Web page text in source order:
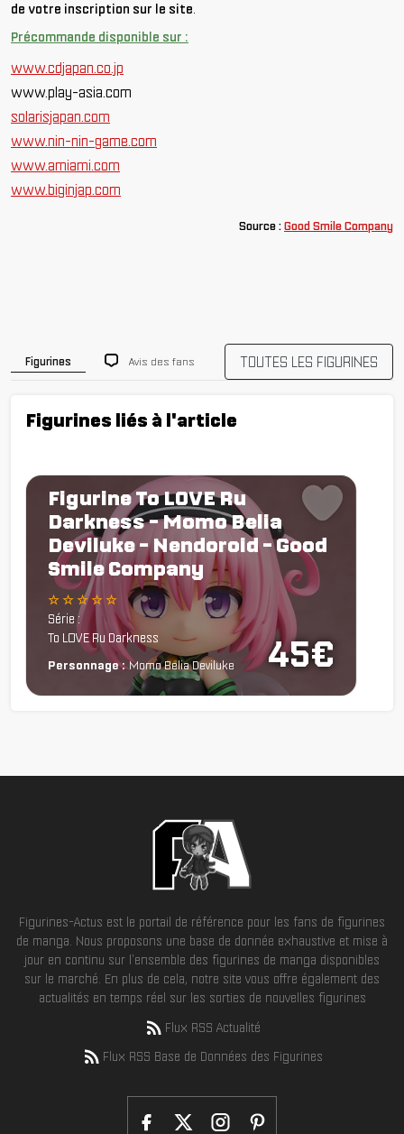
de votre inscription sur le site.
Précommande disponible sur :
www.cdjapan.co.jp
www.play-asia.com
solarisjapan.com
www.nin-nin-game.com
www.amiami.com
www.biginjap.com
Source :Good Smile Company
Figurines Avis des fans TOUTES LES FIGURINES
Figurines liés à l'article
45€
Figurine To LOVE Ru
Darkness - Momo Belia
Deviluke - Nendoroid - Good
Smile Company
☆ ☆ ☆ ☆ ☆
Série :
To LOVE Ru Darkness
Personnage : Momo Belia Deviluke
Figurines-Actus est le portail de référence pour les fans de figurines
de manga. Nous proposons une base de donnée exhaustive et mise à
jour en continu sur l'ensemble des figurines de manga disponibles
sur le marché. En plus de cela, notre site vous offre également des
actualités en temps réel sur les sorties de nouvelles figurines
Flux RSS Actualité
Flux RSS Base de Données des Figurines